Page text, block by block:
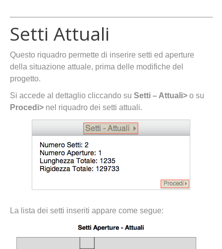
Setti Attuali
Questo riquadro permette di inserire setti ed aperture
della situazione attuale, prima delle modifiche del
progetto.
Si accede al dettaglio cliccando su Setti – Attuali> o su
Procedi> nel riquadro dei setti attuali.
La lista dei setti inseriti appare come segue: